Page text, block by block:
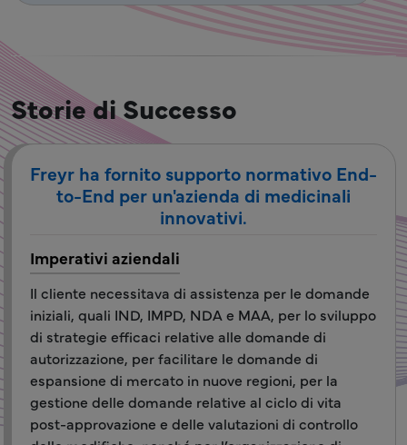
Storie di Successo
Freyr ha fornito supporto normativo End-
to-End per un'azienda di medicinali
innovativi.
Imperativi aziendali
Il cliente necessitava di assistenza per le domande
iniziali, quali IND, IMPD, NDA e MAA, per lo sviluppo
di strategie efficaci relative alle domande di
autorizzazione, per facilitare le domande di
espansione di mercato in nuove regioni, per la
gestione delle domande relative al ciclo di vita
post-approvazione e delle valutazioni di controllo